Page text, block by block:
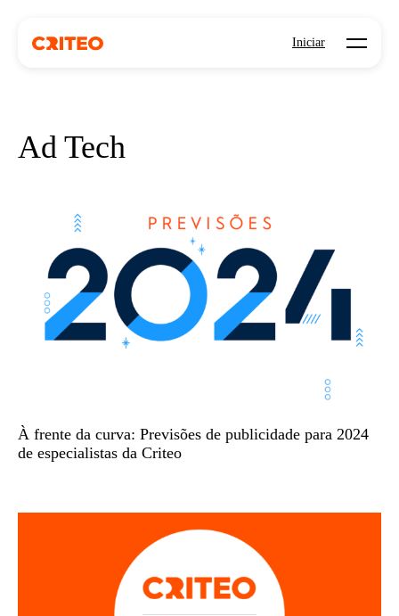
Iniciar Open
Ad Tech
À frente da curva: Previsões de publicidade para 2024
de especialistas da Criteo